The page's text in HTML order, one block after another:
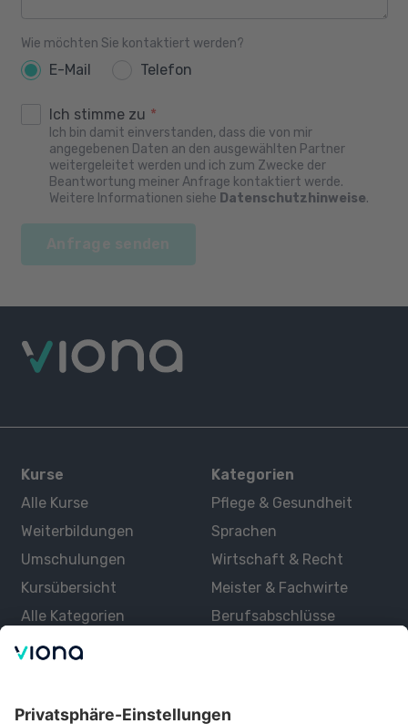
Wie möchten Sie kontaktiert werden?
E-Mail Telefon
Ich stimme zu *
Ich bin damit einverstanden, dass die von mir
angegebenen Daten an den ausgewählten Partner
weitergeleitet werden und ich zum Zwecke der
Beantwortung meiner Anfrage kontaktiert werde.
Weitere Informationen siehe Datenschutzhinweise.
Kurse
Alle Kurse
Weiterbildungen
Umschulungen
Kursübersicht
Alle Kategorien
Kategorien
Pflege & Gesundheit
Sprachen
Wirtschaft & Recht
Meister & Fachwirte
Berufsabschlüsse
Über uns